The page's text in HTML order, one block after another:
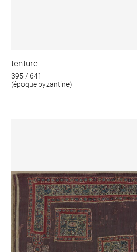
tenture
395 / 641
(époque byzantine)